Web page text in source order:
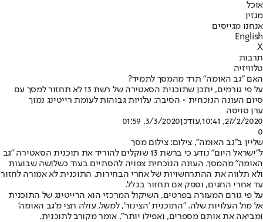
אוכל
מגזין
אנחנו מגייסים
English
X
תרבות
טלוויזיה
האם "גב האומה" תרד מהמסך לתמיד?
על פי גורמים, יתכן שתוכנית הסאטירה של רשת 13 לא תחזור למסך עם
סיום העונה הנוכחית • הסיבה: עלויות גבוהות לעומת רייטינג נמוך
ערן סויסה
27/2/2020, 10:41
,עודכן3/3/2020, 01:59
0
שליין ב"גב האומה", צילום: צילום מסך
ל"ישראל היום" נודע כי ברשת 13 שוקלים להוריד את תוכנית הסאטירה "גב
האומה" מהמסך. העונה הנוכחית צפויה להסתיים בעוד כשלושה שבועות
ולא תלווה את ההתרחשויות של אחרי הבחירות. התוכנית לא אמורה לחזור
עד אחרי החגים, וספק אם תחזור בכלל.
על פי גורם המעורה בפרטים, השיקול המרכזי הוא הרייטינג של התוכנית
אל מול העלויות שלה. "התוכנית '‬הצינור', למשל, עולה חצי מ'גב האומה'
ומביאה את אותם מספרים, ואפילו יותר", אומר מקורב לתוכנית.